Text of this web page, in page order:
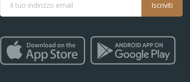
Iscriviti